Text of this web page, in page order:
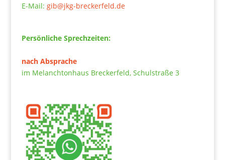
E-Mail: gib@jkg-breckerfeld.de
Persönliche Sprechzeiten:
nach Absprache
im Melanchtonhaus Breckerfeld, Schulstraße 3